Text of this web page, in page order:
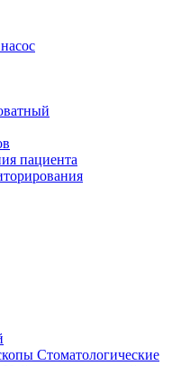
пациента
Стоматологические